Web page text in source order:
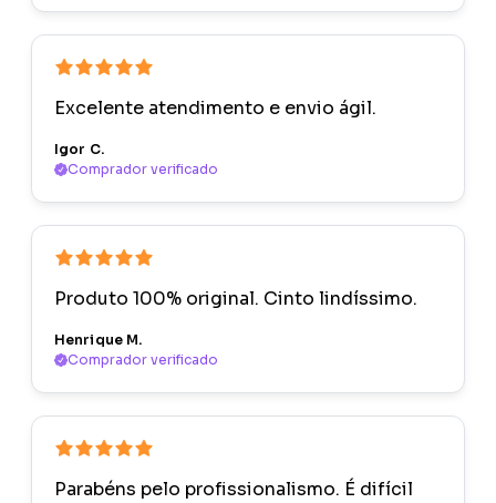
Excelente atendimento e envio ágil.
Igor C.
Comprador verificado
Produto 100% original. Cinto lindíssimo.
Henrique M.
Comprador verificado
Parabéns pelo profissionalismo. É difícil